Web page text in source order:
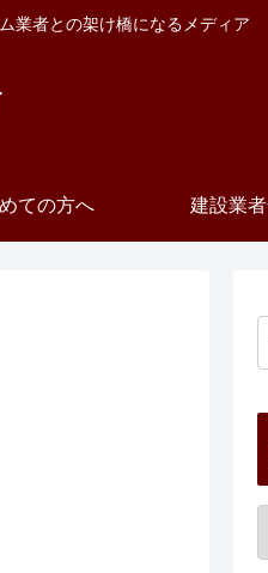
業者との架け橋になるメディア
ての方へ 建設業